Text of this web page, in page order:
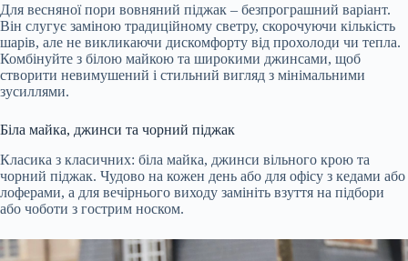
Для весняної пори вовняний піджак – безпрограшний варіант.
Він слугує заміною традиційному светру, скорочуючи кількість
шарів, але не викликаючи дискомфорту від прохолоди чи тепла.
Комбінуйте з білою майкою та широкими джинсами, щоб
створити невимушений і стильний вигляд з мінімальними
зусиллями.
Біла майка, джинси та чорний піджак
Класика з класичних: біла майка, джинси вільного крою та
чорний піджак. Чудово на кожен день або для офісу з кедами або
лоферами, а для вечірнього виходу замініть взуття на підбори
або чоботи з гострим носком.